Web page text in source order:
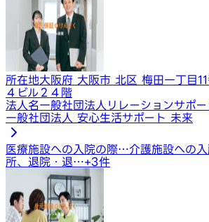
所在地大阪府 大阪市 北区 梅田一丁目
４ビル２４階
法人名一般社団法人リレーションサポ
一般社団法人 安心生活サポート 未来
医療施設への入院の際…介護施設への
所、退院・退…+3件